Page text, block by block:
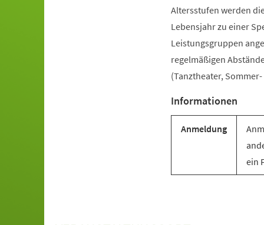
Altersstufen werden
Lebensjahr zu einer
Leistungsgruppen
regelmäßigen
(Tanztheater,
Informationen
Anmeldung
ein